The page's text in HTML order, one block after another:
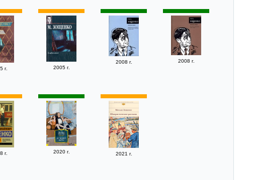
г. 2005 г.
2008 г. 2008 г.
г. 2020 г. 2021 г.